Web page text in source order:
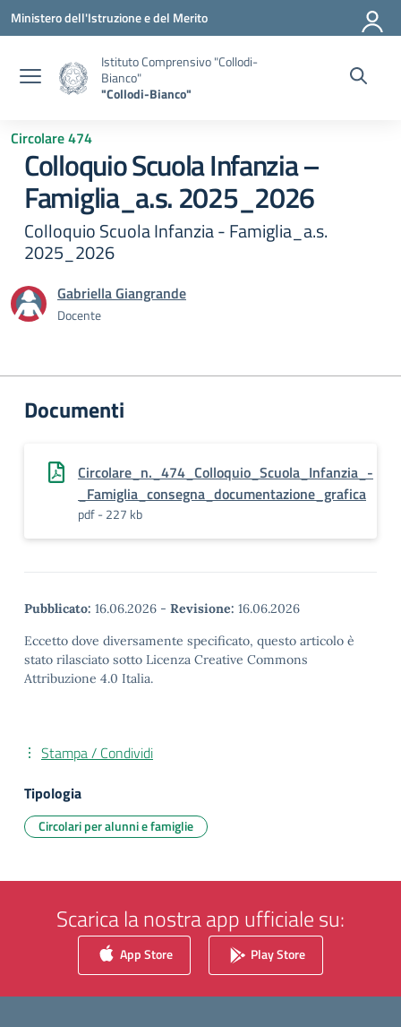
Vai ai contenuti
Vai al menu di navigazione
Vai al footer
Ministero dell'Istruzione e del Merito
Istituto Comprensivo "Collodi-
Bianco"
"Collodi-Bianco"
Circolare 474
Colloquio Scuola Infanzia –
Famiglia_a.s. 2025_2026
Colloquio Scuola Infanzia - Famiglia_a.s.
2025_2026
Gabriella Giangrande
Docente
Documenti
Circolare_n._474_Colloquio_Scuola_Infanzia_-
_Famiglia_consegna_documentazione_grafica
pdf - 227 kb
Pubblicato: 16.06.2026 - Revisione: 16.06.2026
Eccetto dove diversamente specificato, questo articolo è
stato rilasciato sotto Licenza Creative Commons
Attribuzione 4.0 Italia.
Stampa / Condividi
Tipologia
Circolari per alunni e famiglie
Scarica la nostra app ufficiale su:
App Store Play Store